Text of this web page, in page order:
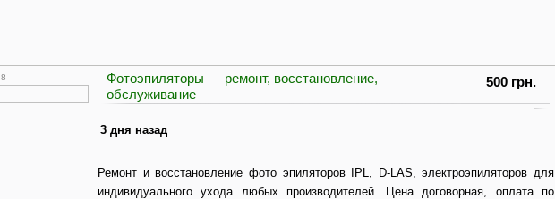
Фотоэпиляторы — ремонт, восстановление,
обслуживание
500 грн.
3 дня назад
Ремонт и восстановление фото эпиляторов IPL, D-LAS, электроэпиляторов для
индивидуального ухода любых производителей. Цена договорная, оплата по